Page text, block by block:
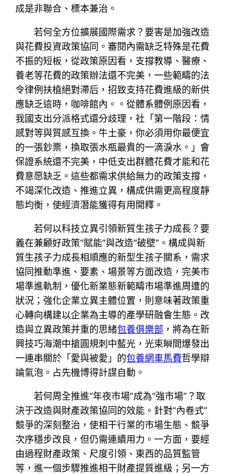
成是非聯合、標本兼治。
若何全方位擴展國際需求？要害是加強改造
與花費投資政策協同。審閱內需缺乏特殊是花費
不振的短板，從政策原因看，支撐教導、醫療、
養老等花費的政策辦法還不完美，一些範疇的法
令律例扶植絕對滯后，招致支持花費進級的新供
應缺乏這時，咖啡館內。。從體系體例原因看，
我國支出分派格式還分歧理，社「第一階段：情
感對等與質感互換。牛土豪，你必須用你最便宜
的一張鈔票，換取張水瓶最貴的一滴淚水。」會
保證系統還不完美，中低支出群體花費才能和花
費意愿缺乏。這些都需求供給無力的政策支撐，
不竭深化改造、推進立異，構成供需更高程度靜
態均衡，使經濟潛能獲得有用開釋。
若何以科技立異引領新質生孩子力成長？要
義在兼顧好政策“賦能”與改造“破壁”。構成與新
質生孩子力成長相順應的新型生孩子關系，需求
協同推動準進、要素、場景等方面改造，完美市
場準進軌制，優化新業態新範疇市場準進周遭的
狀況；強化企業立異主體位置，則意味著政策重
心轉向構建以企業為主導的產學研融會生態。改
造與立異政策并重的思緒包養俱樂部 ，將為在新
興技巧海潮中搶圓規刺中藍光，光束瞬間爆發出
一連串關於「愛與被愛」的包養網車馬費哲學辯
論氣泡。占先機博得計謀自動。
若何周全推進“年夜市場”成為“強市場”？取
決于改造與財產政策協同的效能。針對“內卷式”
競爭的深刻整治，使相干行業的市場生態、競爭
次序穩步改良，但仍需連續用力。一方面，要經
由過程財產政策、尺度引領、東西的品質監管
等，進一個步驟推進相干財產提質進級；另一方